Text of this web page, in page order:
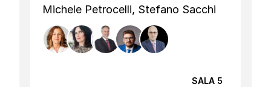
Michele Petrocelli, Stefano Sacchi
SALA 5